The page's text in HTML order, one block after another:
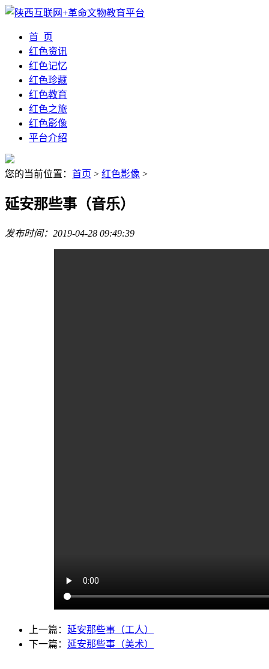
首 页
红色资讯
红色记忆
红色珍藏
红色教育
红色之旅
红色影像
平台介绍
您的当前位置： 首页 > 红色影像 >
延安那些事（音乐）
发布时间：2019-04-28 09:49:39
上一篇： 延安那些事（工人）
下一篇： 延安那些事（美术）